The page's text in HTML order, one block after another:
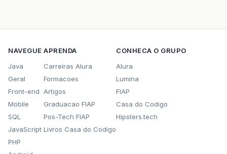
NAVEGUE
Java
Geral
Front-end
Mobile
SQL
JavaScript
PHP
APRENDA
Carreiras Alura
Formacoes
Artigos
Graduacao FIAP
Pos-Tech FIAP
Livros Casa do Codigo
CONHECA O GRUPO
Alura
Lumina
FIAP
Casa do Codigo
Hipsters.tech